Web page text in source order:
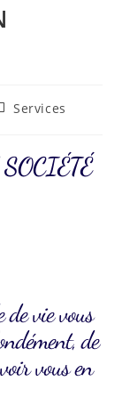
Services
vie vous
de
vous en